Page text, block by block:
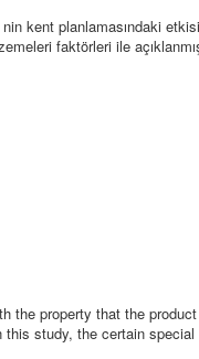
kent planlamasındaki etkisi
faktörleri ile
the property that the
study, the certain special